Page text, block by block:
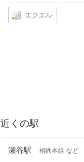
エクエル
近くの駅
瀬谷駅 相鉄本線 など